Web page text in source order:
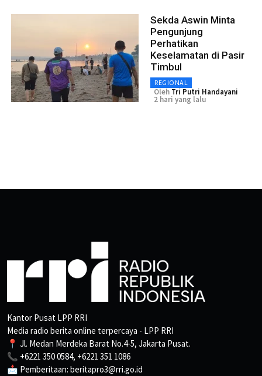
Sekda Aswin Minta
Pengunjung
Perhatikan
Keselamatan di Pasir
Timbul
REGIONAL
Oleh Tri Putri Handayani
2 hari yang lalu
Kantor Pusat LPP RRI
Media radio berita online terpercaya - LPP RRI
📍 Jl. Medan Merdeka Barat No.4-5, Jakarta Pusat.
📞 +6221 350 0584, +6221 351 1086
📩 Pemberitaan: beritapro3@rri.go.id